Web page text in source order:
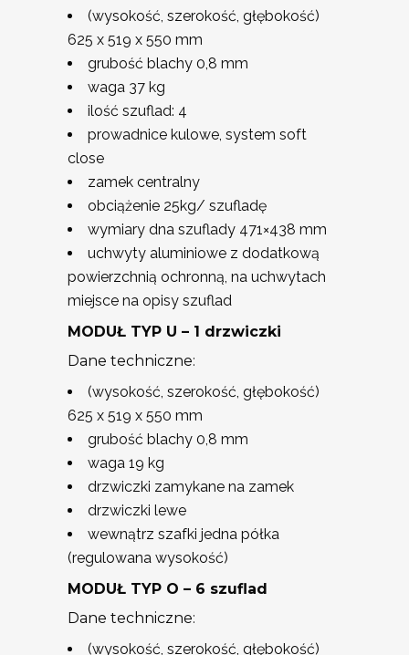
(wysokość, szerokość, głębokość)
625 x 519 x 550 mm
grubość blachy 0,8 mm
waga 37 kg
ilość szuflad: 4
prowadnice kulowe, system soft
close
zamek centralny
obciążenie 25kg/ szufladę
wymiary dna szuflady 471×438 mm
uchwyty aluminiowe z dodatkową
powierzchnią ochronną, na uchwytach
miejsce na opisy szuflad
MODUŁ TYP U – 1 drzwiczki
Dane techniczne:
(wysokość, szerokość, głębokość)
625 x 519 x 550 mm
grubość blachy 0,8 mm
waga 19 kg
drzwiczki zamykane na zamek
drzwiczki lewe
wewnątrz szafki jedna półka
(regulowana wysokość)
MODUŁ TYP O – 6 szuflad
Dane techniczne:
(wysokość, szerokość, głębokość)